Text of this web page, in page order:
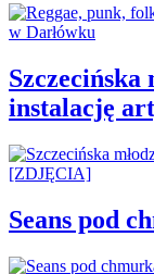
Szczecińska
instalację
Seans pod